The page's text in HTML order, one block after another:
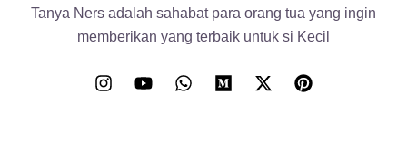
Tanya Ners adalah sahabat para orang tua yang ingin
memberikan yang terbaik untuk si Kecil